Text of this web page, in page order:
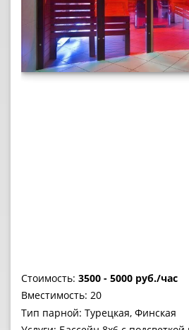
Стоимость: 3500 - 5000 руб./час
Вместимость: 20
Тип парной: Турецкая, Финская